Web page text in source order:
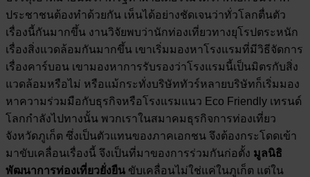
ประชาชนต้องทำด้วยกัน เห็นได้อย่างชัดเจนว่าทั่วโลกตื่นตัว
เรื่องนี้กันมากขึ้น งานวิจัยพบว่านักท่องเที่ยวทางยุโรปตระหนัก
เรื่องสิ่งแวดล้อมกันมากขึ้น เขาเริ่มมองหาโรงแรมที่มีวิธีจัดการ
เรื่องคาร์บอน เขามองหาการรับรองว่าโรงแรมนี้เป็นมิตรกับสิ่ง
แวดล้อมหรือไม่ หรือแม้กระทั่งบริษัททัวร์หลายบริษัทก็เริ่มมอง
หาความร่วมมือกับธุรกิจหรือโรงแรมแนว Eco Friendly เทรนด์
โลกกำลังไปทางนั้น พวกเราในสมาคมธุรกิจการท่องเที่ยว
จังหวัดภูเก็ต ซึ่งเป็นตัวแทนของภาคเอกชน จึงต้องกระโดดเข้า
มาขับเคลื่อนเรื่องนี้ จึงเป็นที่มาของการร่วมกันก่อตั้ง มูลนิธิ
พัฒนาการท่องเที่ยวยั่งยืน ขับเคลื่อนไม่ใช่แค่ในภูเก็ต แต่ใน